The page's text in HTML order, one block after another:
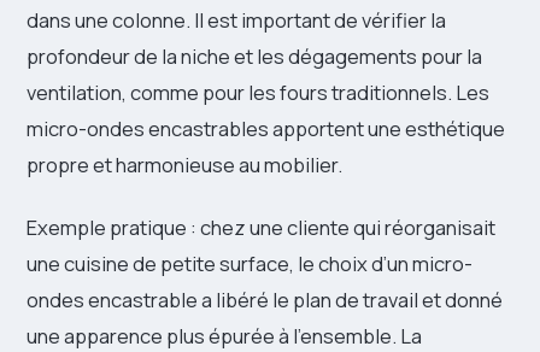
dans une colonne. Il est important de vérifier la
profondeur de la niche et les dégagements pour la
ventilation, comme pour les fours traditionnels. Les
micro-ondes encastrables apportent une esthétique
propre et harmonieuse au mobilier.
Exemple pratique : chez une cliente qui réorganisait
une cuisine de petite surface, le choix d’un micro-
ondes encastrable a libéré le plan de travail et donné
une apparence plus épurée à l’ensemble. La